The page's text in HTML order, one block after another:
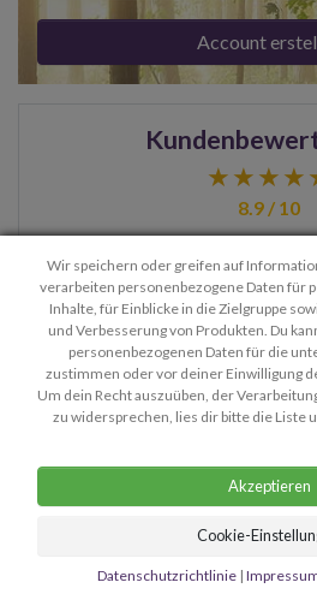
Account
8.9 / 10
> Weitere
Kontakt
Allgemeine
Copyright © 2026
Alle Rechte vorbehalten. Nur für
Mindestalter: 18
Wir speichern oder greifen auf
verarbeiten personenbezogene Daten für
Inhalte, für Einblicke in die Zielgruppe
und Verbesserung von Produkten. Du
personenbezogenen Daten für die
zustimmen oder vor deiner Einwilligung
Um dein Recht auszuüben, der
zu widersprechen, lies dir bitte die Liste
Akzeptieren
Cookie-
Datenschutzrichtlinie |